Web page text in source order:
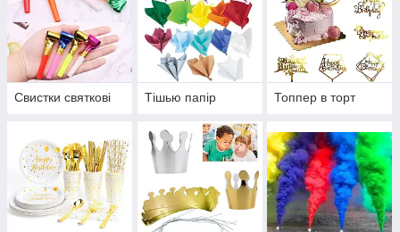
Свистки святкові Тішью папір Топпер в торт